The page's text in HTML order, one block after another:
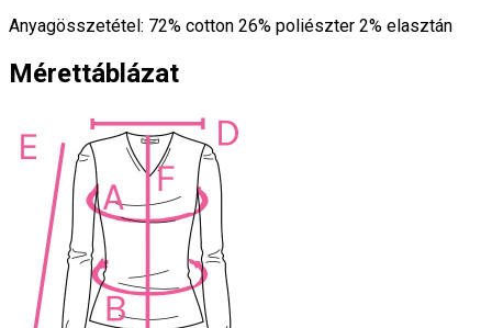
Anyagösszetétel: 72% cotton 26% poliészter 2% elasztán
Mérettáblázat